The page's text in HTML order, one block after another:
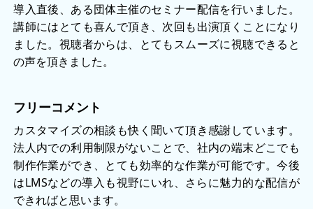
導入直後、ある団体主催のセミナー配信を行いました。
講師にはとても喜んで頂き、次回も出演頂くことになり
ました。視聴者からは、とてもスムーズに視聴できると
の声を頂きました。
フリーコメント
カスタマイズの相談も快く聞いて頂き感謝しています。
法人内での利用制限がないことで、社内の端末どこでも
制作作業ができ、とても効率的な作業が可能です。今後
はLMSなどの導入も視野にいれ、さらに魅力的な配信が
できればと思います。